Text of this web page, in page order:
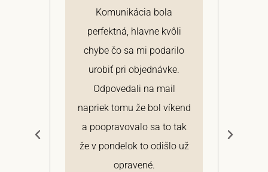
Komunikácia bola
perfektná, hlavne kvôli
chybe čo sa mi podarilo
urobiť pri objednávke.
Odpovedali na mail
napriek tomu že bol víkend
a poopravovalo sa to tak
že v pondelok to odišlo už
opravené.